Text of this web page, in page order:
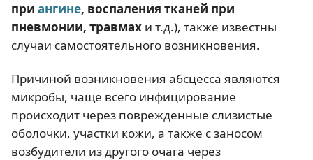
при ангине, воспаления тканей при
пневмонии, травмах и т.д.), также известны
случаи самостоятельного возникновения.
Причиной возникновения абсцесса являются
микробы, чаще всего инфицирование
происходит через поврежденные слизистые
оболочки, участки кожи, а также с заносом
возбудители из другого очага через